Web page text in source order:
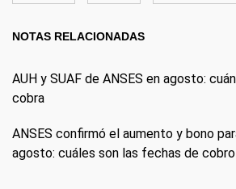
NOTAS RELACIONADAS
AUH y SUAF de ANSES en agosto:
cobra
ANSES confirmó el aumento y bono
agosto: cuáles son las fechas de cobro